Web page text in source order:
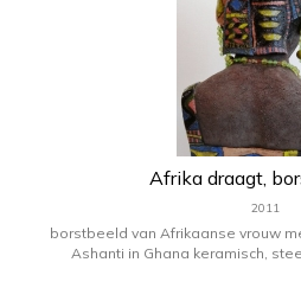
Afrika draagt,
2011
borstbeeld van Afrikaanse vrouw
Ashanti in Ghana keramisch,